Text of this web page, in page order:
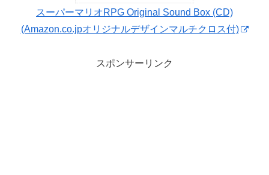
スーパーマリオRPG Original Sound Box (CD)
(Amazon.co.jpオリジナルデザインマルチクロス付)
スポンサーリンク